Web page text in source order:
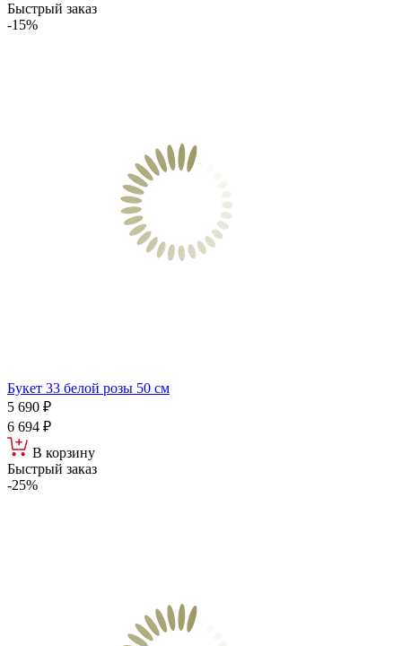
Быстрый заказ
-15%
Букет 33 белой розы 50 см
5 690 ₽
6 694 ₽
В корзину
Быстрый заказ
-25%